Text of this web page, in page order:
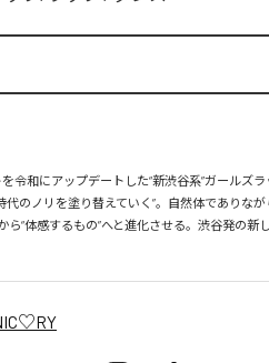
令和にアップデートした“新渋谷系”ガールズ
代のノリを塗り替えていく”。自然体でありな
ら“体感するもの”へと進化させる。渋谷発の